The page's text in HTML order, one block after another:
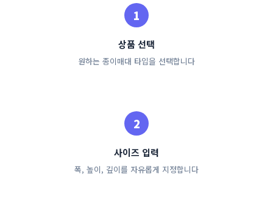
상품 선택
원하는 종이매대 타입을 선택합니다
사이즈 입력
폭, 높이, 깊이를 자유롭게 지정합니다